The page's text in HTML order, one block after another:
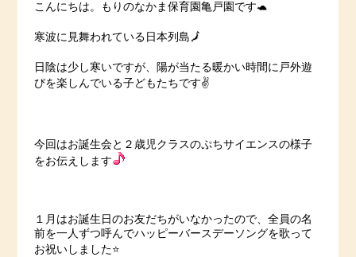
こんにちは。もりのなかま保育園亀戸園です🐢
寒波に見舞われている日本列島🗾
日陰は少し寒いですが、陽が当たる暖かい時間に戸外遊
びを楽しんでいる子どもたちです✌️
今回はお誕生会と２歳児クラスのぷちサイエンスの様子
をお伝えします
１月はお誕生日のお友だちがいなかったので、全員の名
前を一人ずつ呼んでハッピーバースデーソングを歌って
お祝いしました⭐️